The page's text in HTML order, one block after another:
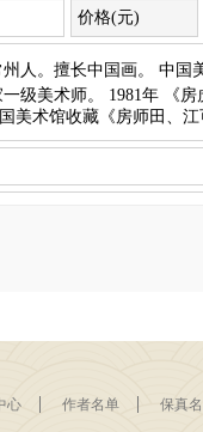
价格(元)
人。擅长中国画。 中国
级美术师。 1981年 《
美术馆收藏《房师田、
心 作者名单 保真